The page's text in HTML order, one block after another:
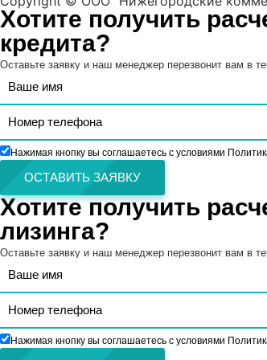
Хотите получить
кредита?
Оставьте заявку и наш менеджер перезвонит вам в
Нажимая кнопку вы соглашаетесь с условиями
ОСТАВИТЬ ЗАЯВКУ
Хотите получить
лизинга?
Оставьте заявку и наш менеджер перезвонит вам в
Нажимая кнопку вы соглашаетесь с условиями